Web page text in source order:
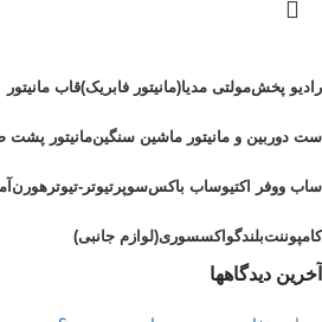
رادیو پخشمولتی مدیا(مانیتور فابریک)قاب مانیتور
ست دوربین و مانیتور ماشین سنگینمانیتور پشت
ساب ووفر اکتیوساب باکسسوپرتیوتر-تیوتر هورن
کامپوننتبلندگو اکسسوری(لوازم جانبی)
آخرین دیدگاهها